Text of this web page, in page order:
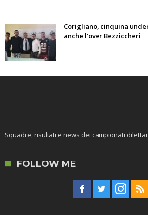
Corigliano, cinquina
anche l’over Bezziccheri
Squadre, risultati e news dei campionati
FOLLOW ME